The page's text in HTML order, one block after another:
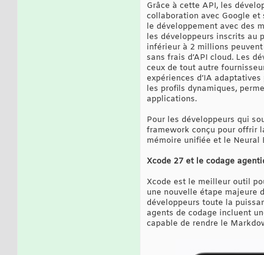
Grâce à cette API, les
collaboration avec Google
le développement avec des
les développeurs inscrits au
inférieur à 2 millions
sans frais d’API cloud. Les
ceux de tout autre
expériences d’IA
les profils dynamiques,
applications.
Pour les développeurs qui
framework conçu pour offrir
mémoire unifiée et le Neural
Xcode 27 et le codage
Xcode est le meilleur outil
une nouvelle étape majeure
développeurs toute la
agents de codage incluent
capable de rendre le